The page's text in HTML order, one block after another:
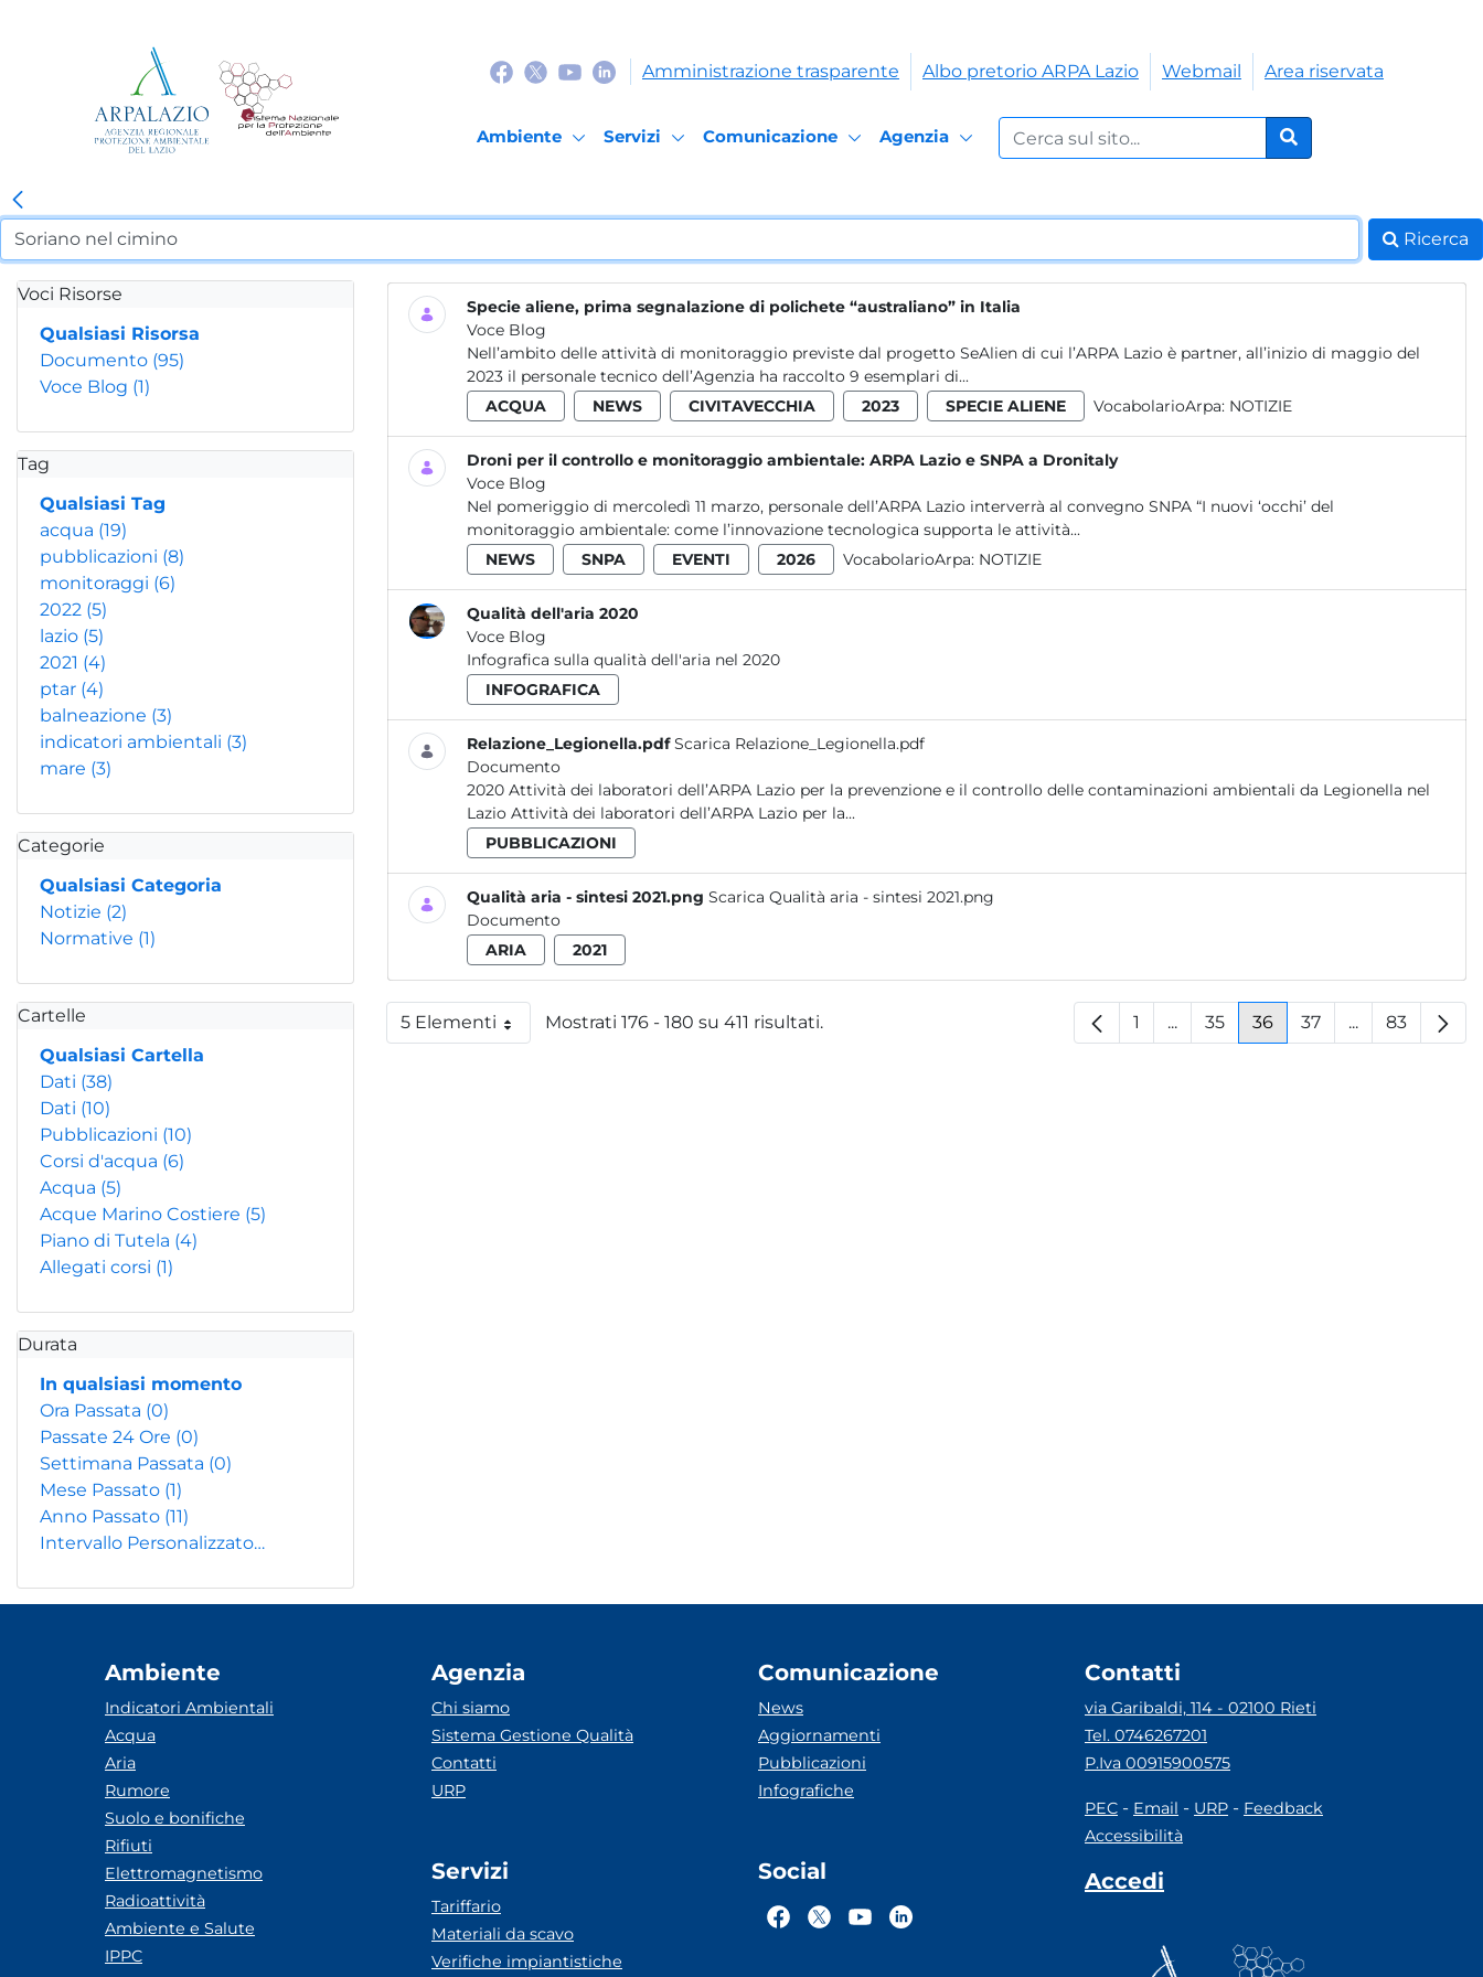
Amministrazione trasparente Albo pretorio ARPA Lazio Webmail Area riservata
Ambiente Servizi Comunicazione Agenzia
Cerca nel sito:
Cerca
Ricerca
Voci Risorse
Qualsiasi Risorsa
Documento (95)
Voce Blog (1)
Tag
Qualsiasi Tag
acqua (19)
pubblicazioni (8)
monitoraggi (6)
2022 (5)
lazio (5)
2021 (4)
ptar (4)
balneazione (3)
indicatori ambientali (3)
mare (3)
Categorie
Qualsiasi Categoria
Notizie (2)
Normative (1)
Cartelle
Qualsiasi Cartella
Dati (38)
Dati (10)
Pubblicazioni (10)
Corsi d'acqua (6)
Acqua (5)
Acque Marino Costiere (5)
Piano di Tutela (4)
Allegati corsi (1)
Durata
In qualsiasi momento
Ora Passata (0)
Passate 24 Ore (0)
Settimana Passata (0)
Mese Passato (1)
Anno Passato (11)
Intervallo Personalizzato…
Specie aliene, prima segnalazione di polichete “australiano” in Italia
Voce Blog
Nell’ambito delle attività di monitoraggio previste dal progetto SeAlien di cui l’ARPA Lazio è partner, all’inizio di maggio del
2023 il personale tecnico dell’Agenzia ha raccolto 9 esemplari di...
ACQUA
NEWS CIVITAVECCHIA 2023 SPECIE ALIENE VocabolarioArpa: NOTIZIE
Droni per il controllo e monitoraggio ambientale: ARPA Lazio e SNPA a Dronitaly
Voce Blog
Nel pomeriggio di mercoledì 11 marzo, personale dell’ARPA Lazio interverrà al convegno SNPA “I nuovi ‘occhi’ del
monitoraggio ambientale: come l’innovazione tecnologica supporta le attività...
NEWS
SNPA EVENTI 2026 VocabolarioArpa: NOTIZIE
Qualità dell'aria 2020
Voce Blog
Infografica sulla qualità dell'aria nel 2020
INFOGRAFICA
Relazione_Legionella.pdf Scarica Relazione_Legionella.pdf
Documento
2020 Attività dei laboratori dell’ARPA Lazio per la prevenzione e il controllo delle contaminazioni ambientali da Legionella nel
Lazio Attività dei laboratori dell’ARPA Lazio per la...
PUBBLICAZIONI
Qualità aria - sintesi 2021.png Scarica Qualità aria - sintesi 2021.png
Documento
ARIA
2021
5 ElementiPer paginaMostrati 176 - 180 su 411 risultati. Pagina
1 ...Pagine intermedie
Pagina
35 Pagina
36 Pagina
37 ...PaginePagina
83
Ambiente
Indicatori Ambientali
Acqua
Aria
Rumore
Suolo e bonifiche
Rifiuti
Elettromagnetismo
Radioattività
Ambiente e Salute
IPPC
Agenzia
Chi siamo
Sistema Gestione Qualità
Contatti
URP
Servizi
Tariffario
Materiali da scavo
Verifiche impiantistiche
Comunicazione
News
Aggiornamenti
Pubblicazioni
Infografiche
Social
Contatti
via Garibaldi, 114 - 02100 Rieti
Tel. 0746267201
P.Iva 00915900575
PEC - Email - URP - Feedback
Accessibilità
Accedi